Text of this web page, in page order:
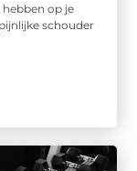
op je
schouder